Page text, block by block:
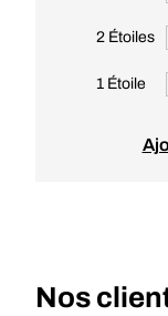
2 Étoiles
1 Étoile
Nos